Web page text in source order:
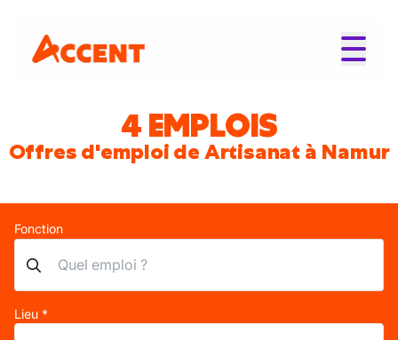
4 EMPLOIS
Offres d'emploi de Artisanat à Namur
Fonction
Lieu *